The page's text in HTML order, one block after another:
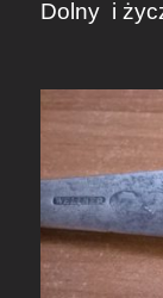
Dolnyi